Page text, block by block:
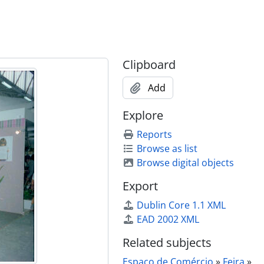
do Governador Civil de Aveiro
do Governador Civil de Aveiro
do Governador Civil de Aveiro
do Governador Civil de Aveiro
do Governador Civil de Aveiro
do Governador Civil de Aveiro
do Governador Civil de Aveiro
do Governador Civil de Aveiro
do Governador Civil de Aveiro
do Governador Civil de Aveiro
Clipboard
Add
Explore
Reports
Browse as list
Browse digital objects
Export
Dublin Core 1.1 XML
EAD 2002 XML
Related subjects